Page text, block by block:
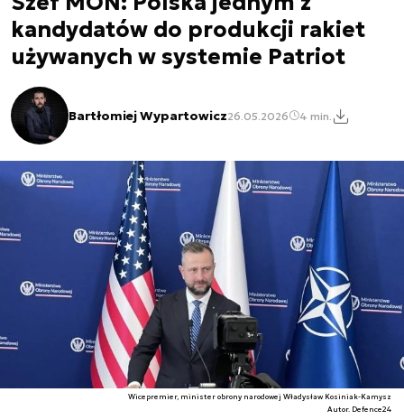
kandydatów do produkcji rakiet
używanych w systemie Patriot
Bartłomiej Wypartowicz26.05.2026 4 min.
Wicepremier, minister obrony narodowej Władysław Kosiniak-Kamysz
Autor. Defence24